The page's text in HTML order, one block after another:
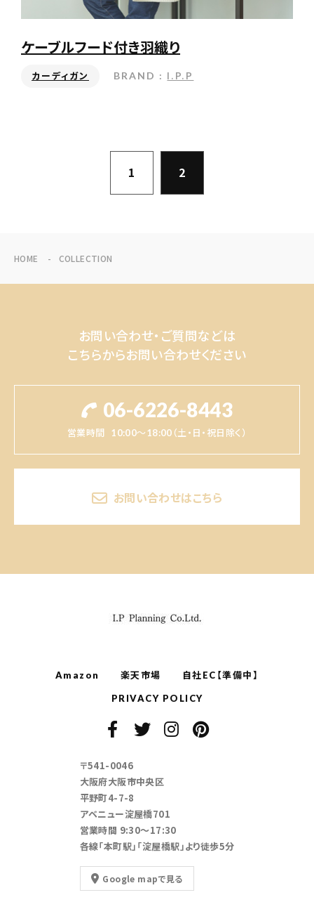
ケーブルフード付き羽織り
カーディガン BRAND : I.P.P
1 2
HOME COLLECTION
お問い合わせ・ご質問などは
こちらからお問い合わせください
06-6226-8443
営業時間 10:00～18:00（土・日・祝日除く）
お問い合わせはこちら
〒541-0046
大阪府大阪市中央区
平野町4-7-8
アベニュー淀屋橋701
営業時間 9:30～17:30
各線「本町駅」「淀屋橋駅」より徒歩5分
Google mapで見る
Amazon 楽天市場 自社EC【準備中】
PRIVACY POLICY